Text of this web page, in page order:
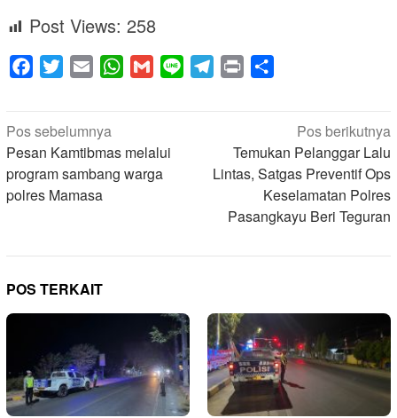
Post Views: 258
Facebook
Twitter Email WhatsApp
Gmail Line Telegram
Print
Navigasi
pos
Pos sebelumnya
Pesan Kamtibmas melalui
program sambang warga
polres Mamasa
Pos berikutnya
Temukan Pelanggar Lalu
Lintas, Satgas Preventif Ops
Keselamatan Polres
Pasangkayu Beri Teguran
POS TERKAIT